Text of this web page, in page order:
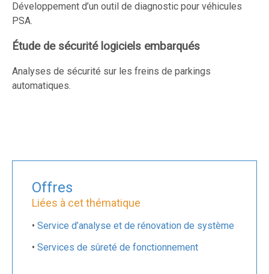
Développement d’un outil de diagnostic pour véhicules
PSA.
Étude de sécurité logiciels embarqués
Analyses de sécurité sur les freins de parkings
automatiques.
Offres
Liées à cet thématique
• Service d’analyse et de rénovation de système
• Services de sûreté de fonctionnement